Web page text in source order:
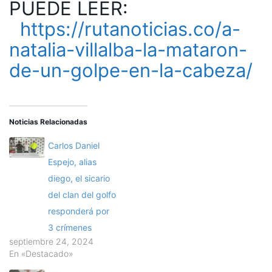
PUEDE LEER:
https://rutanoticias.co/a-
natalia-villalba-la-mataron-
de-un-golpe-en-la-cabeza/
Noticias Relacionadas
Carlos Daniel
Espejo, alias
diego, el sicario
del clan del golfo
responderá por
3 crímenes
septiembre 24, 2024
En «Destacado»